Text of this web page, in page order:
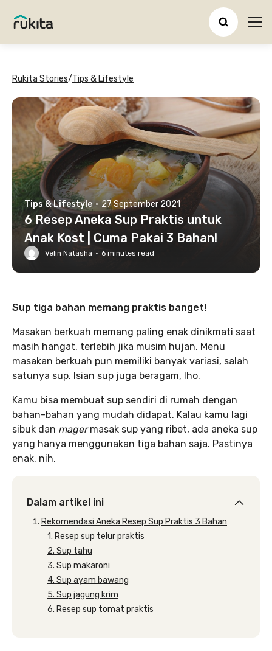
Rukita Stories/Tips & Lifestyle
Tips & Lifestyle · 27 September 2021
6 Resep Aneka Sup Praktis untuk
Anak Kost | Cuma Pakai 3 Bahan!
Velin Natasha · 6 minutes read
Sup tiga bahan memang praktis banget!
Masakan berkuah memang paling enak dinikmati saat
masih hangat, terlebih jika musim hujan. Menu
masakan berkuah pun memiliki banyak variasi, salah
satunya sup. Isian sup juga beragam, lho.
Kamu bisa membuat sup sendiri di rumah dengan
bahan-bahan yang mudah didapat. Kalau kamu lagi
sibuk dan magermasak sup yang ribet, ada aneka sup
yang hanya menggunakan tiga bahan saja. Pastinya
enak, nih.
Dalam artikel ini
Rekomendasi Aneka Resep Sup Praktis 3 Bahan
1. Resep sup telur praktis
2. Sup tahu
3. Sup makaroni
4. Sup ayam bawang
5. Sup jagung krim
6. Resep sup tomat praktis